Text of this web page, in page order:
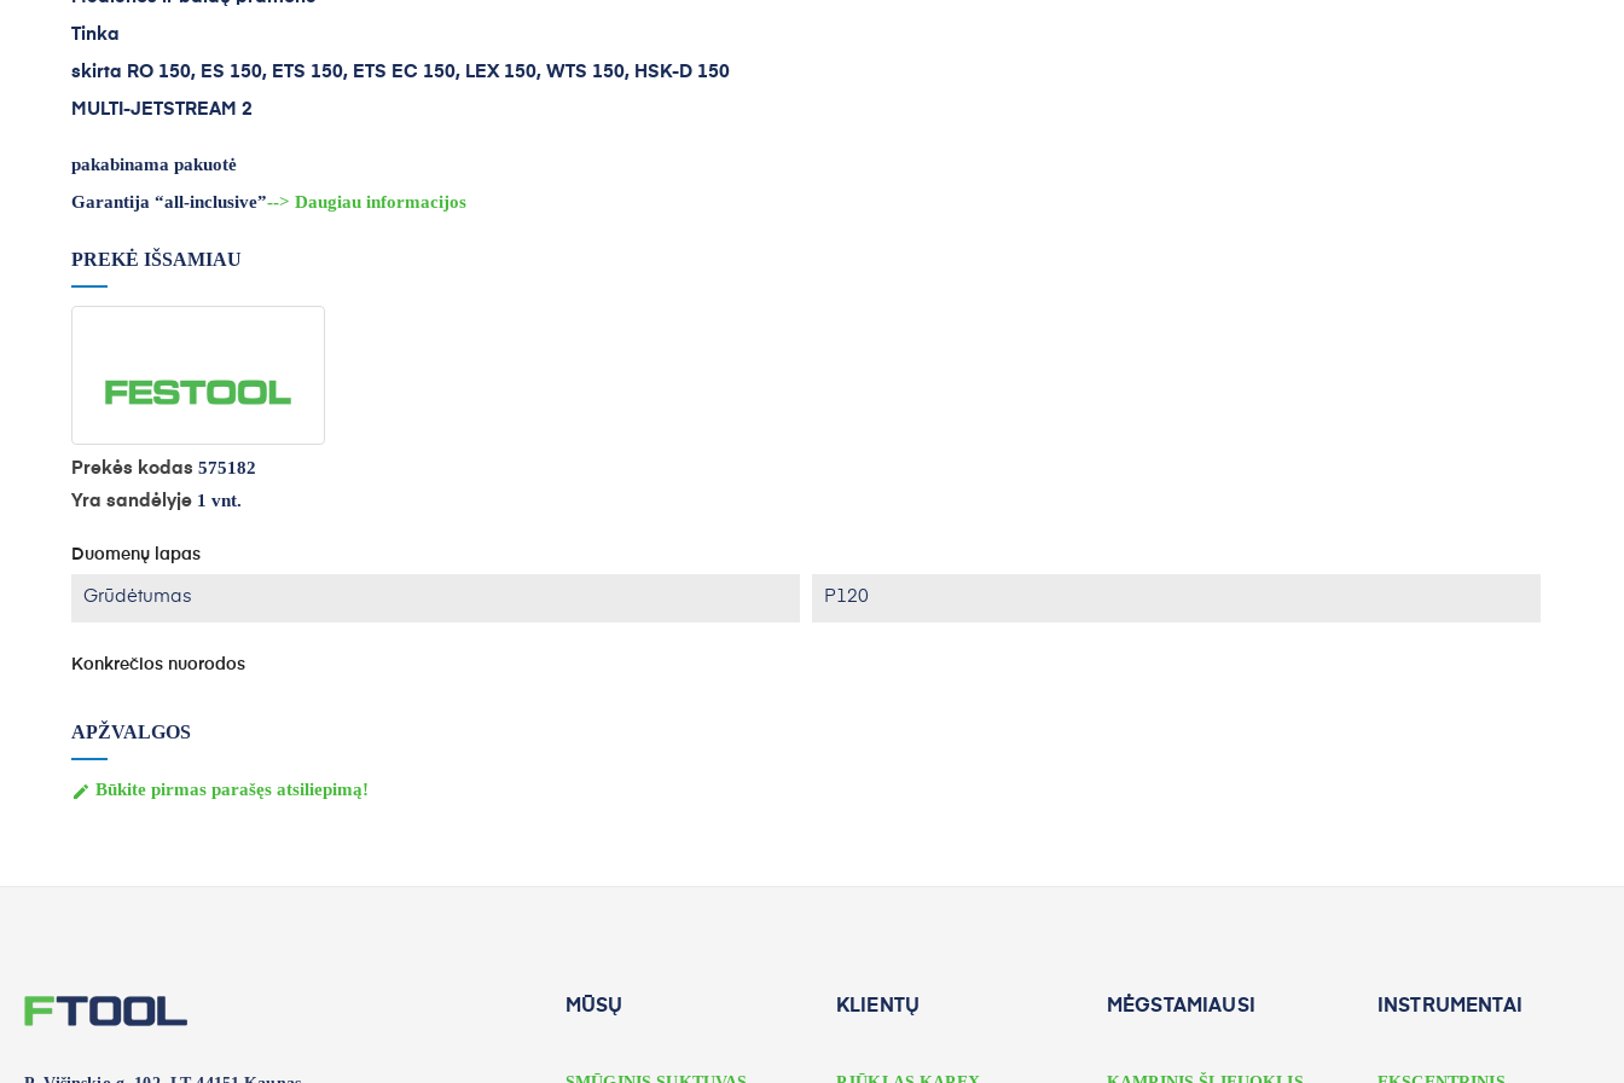
Tinka
skirta RO 150, ES 150, ETS 150, ETS EC 150, LEX 150, WTS 150, HSK-D 150
MULTI-JETSTREAM 2
pakabinama pakuotė
Garantija “all-inclusive”--> Daugiau informacijos
PREKĖ IŠSAMIAU
Prekės kodas 575182
Yra sandėlyje 1 vnt.
Duomenų lapas
Grūdėtumas P120
Konkrečios nuorodos
APŽVALGOS
 Būkite pirmas parašęs atsiliepimą!
MŪSŲ KLIENTŲ MĖGSTAMIAUSI INSTRUMENTAI